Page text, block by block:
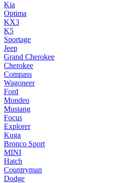
Kia
Optima
KX3
K5
Sportage
Jeep
Grand Cherokee
Cherokee
Compass
Wagoneer
Ford
Mondeo
Mustang
Focus
Explorer
Kuga
Bronco Sport
MINI
Hatch
Countryman
Dodge